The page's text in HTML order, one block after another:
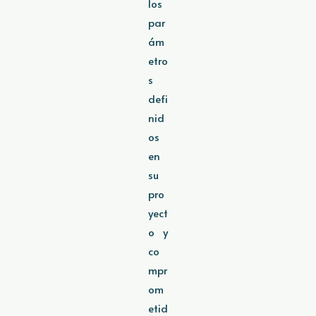
los
par
ám
etro
s
defi
nid
os
en
su
pro
yect
o y
co
mpr
om
etid